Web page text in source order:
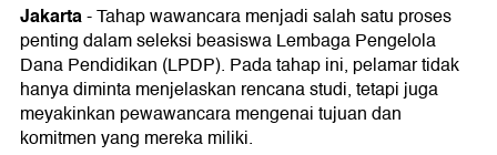
Jakarta-Tahap wawancara menjadi salah satu proses
penting dalam seleksi beasiswa Lembaga Pengelola
Dana Pendidikan (LPDP). Pada tahap ini, pelamar tidak
hanya diminta menjelaskan rencana studi, tetapi juga
meyakinkan pewawancara mengenai tujuan dan
komitmen yang mereka miliki.